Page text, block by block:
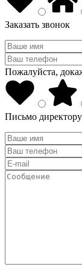
Заказать звонок
Пожалуйста,
Письмо директору